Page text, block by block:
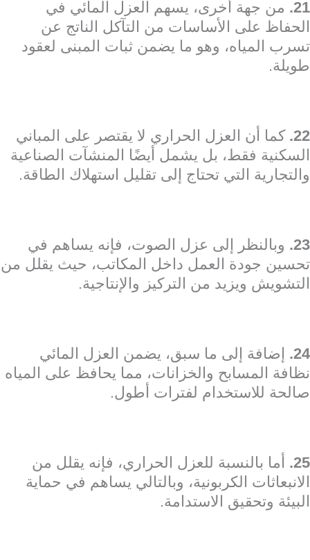
21. من جهة أخرى، يسهم العزل المائي في
الحفاظ على الأساسات من التآكل الناتج عن
تسرب المياه، وهو ما يضمن ثبات المبنى لعقود
طويلة.
22. كما أن العزل الحراري لا يقتصر على المباني
السكنية فقط، بل يشمل أيضًا المنشآت الصناعية
والتجارية التي تحتاج إلى تقليل استهلاك الطاقة.
23. وبالنظر إلى عزل الصوت، فإنه يساهم في
تحسين جودة العمل داخل المكاتب، حيث يقلل من
التشويش ويزيد من التركيز والإنتاجية.
24. إضافة إلى ما سبق، يضمن العزل المائي
نظافة المسابح والخزانات، مما يحافظ على المياه
صالحة للاستخدام لفترات أطول.
25. أما بالنسبة للعزل الحراري، فإنه يقلل من
الانبعاثات الكربونية، وبالتالي يساهم في حماية
البيئة وتحقيق الاستدامة.